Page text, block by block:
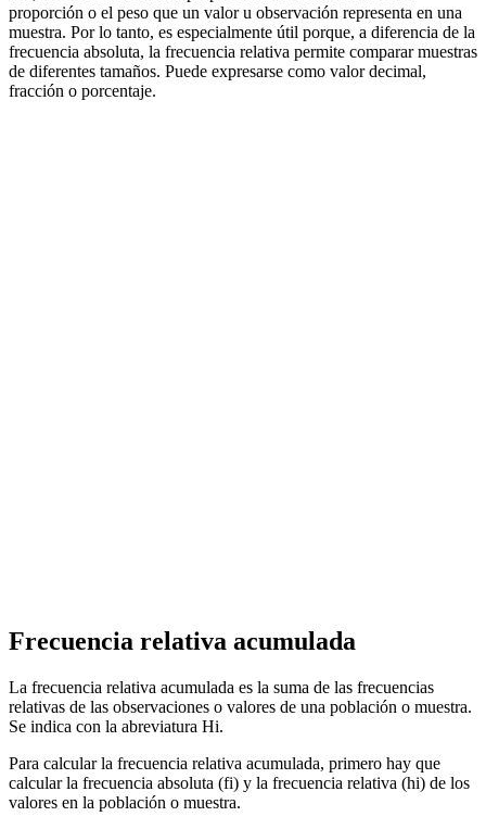
proporción o el peso que un valor u observación representa en una
muestra. Por lo tanto, es especialmente útil porque, a diferencia de la
frecuencia absoluta, la frecuencia relativa permite comparar muestras
de diferentes tamaños. Puede expresarse como valor decimal,
fracción o porcentaje.
Frecuencia relativa acumulada
La frecuencia relativa acumulada es la suma de las frecuencias
relativas de las observaciones o valores de una población o muestra.
Se indica con la abreviatura Hi.
Para calcular la frecuencia relativa acumulada, primero hay que
calcular la frecuencia absoluta (fi) y la frecuencia relativa (hi) de los
valores en la población o muestra.